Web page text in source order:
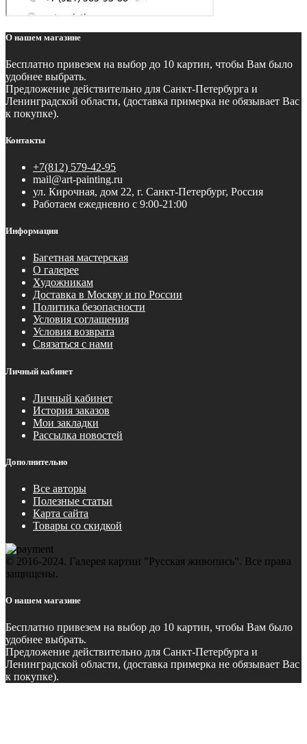
О нашем магазине
Бесплатно привезем на выбор до 10 картин, чтобы Вам было
удобнее выбрать.
Предложение действительно для Санкт-Петербурга и
Ленинградской области, (доставка примерка не обязывает Вас
к покупке).
Контакты
+7(812) 579-42-95
mail@art-painting.ru
ул. Кирочная, дом 22, г. Санкт-Петербург, Россия
Работаем ежедневно с 9:00-21:00
Информация
Багетная мастерская
О галерее
Художникам
Доставка в Москву и по России
Политика безопасности
Условия соглашения
Условия возврата
Связаться с нами
Личный кабинет
Личный кабинет
История заказов
Мои закладки
Рассылка новостей
Дополнительно
Все авторы
Полезные статьи
Карта сайта
Товары со скидкой
© 2016-2024. Галерея картин "Русская живопись". Все права
защищены.
О нашем магазине
Бесплатно привезем на выбор до 10 картин, чтобы Вам было
удобнее выбрать.
Предложение действительно для Санкт-Петербурга и
Ленинградской области, (доставка примерка не обязывает Вас
к покупке).